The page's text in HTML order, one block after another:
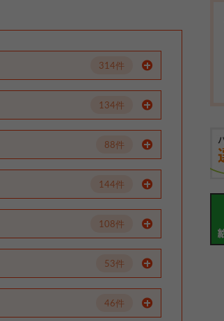
314件
134件
88件
144件
108件
53件
46件